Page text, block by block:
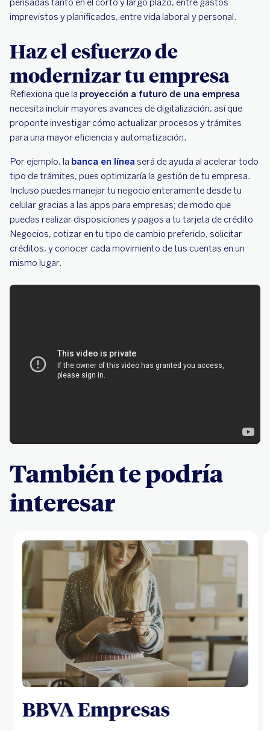
pensadas tanto en el corto y largo plazo, entre gastos
imprevistos y planificados, entre vida laboral y personal.
Haz el esfuerzo de
modernizar tu empresa
Reflexiona que la proyección a futuro de una empresa
necesita incluir mayores avances de digitalización, así que
proponte investigar cómo actualizar procesos y trámites
para una mayor eficiencia y automatización.
Por ejemplo, la banca en línea será de ayuda al acelerar todo
tipo de trámites, pues optimizaría la gestión de tu empresa.
Incluso puedes manejar tu negocio enteramente desde tu
celular gracias a las apps para empresas; de modo que
puedas realizar disposiciones y pagos a tu tarjeta de crédito
Negocios, cotizar en tu tipo de cambio preferido, solicitar
créditos, y conocer cada movimiento de tus cuentas en un
mismo lugar.
También te podría
interesar
BBVA Empresas